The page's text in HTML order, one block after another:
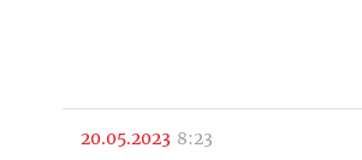
20.05.2023 8:23